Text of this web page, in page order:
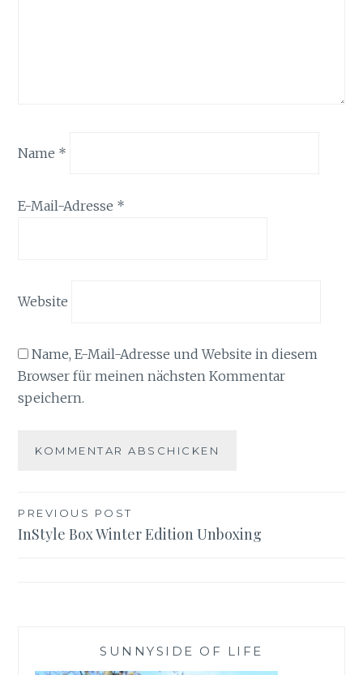
Name *
E-Mail-Adresse *
Website
Name, E-Mail-Adresse und Website in diesem
Browser für meinen nächsten Kommentar
speichern.
Beitragsnavigation
PREVIOUS POST
InStyle Box Winter Edition Unboxing
SUNNYSIDE OF LIFE